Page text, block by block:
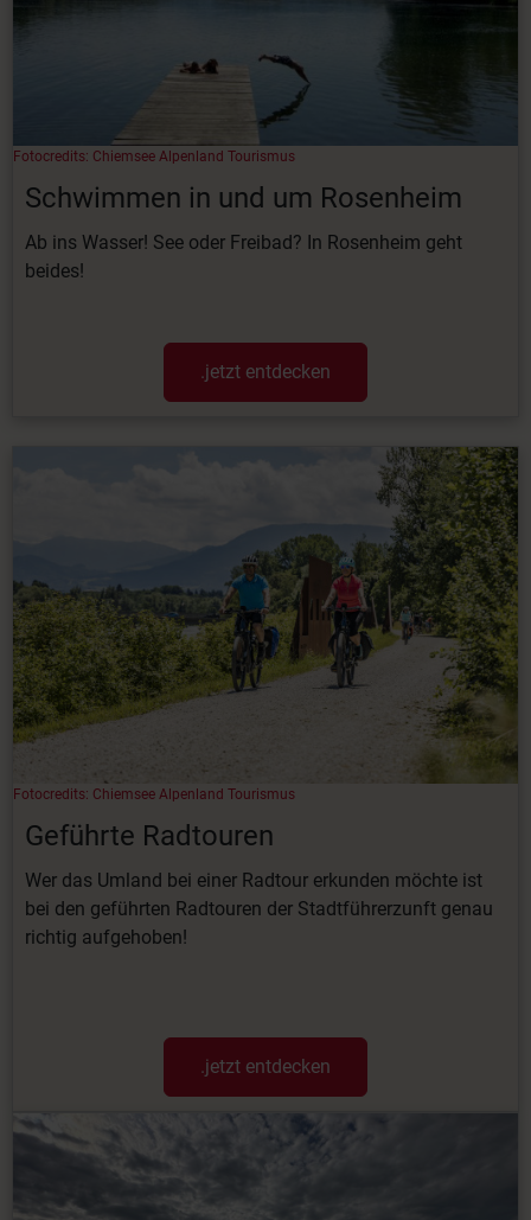
Fotocredits: Chiemsee Alpenland Tourismus
Schwimmen in und um Rosenheim
Ab ins Wasser! See oder Freibad? In Rosenheim geht
beides!
.jetzt entdecken
Fotocredits: Chiemsee Alpenland Tourismus
Geführte Radtouren
Wer das Umland bei einer Radtour erkunden möchte ist
bei den geführten Radtouren der Stadtführerzunft genau
richtig aufgehoben!
.jetzt entdecken